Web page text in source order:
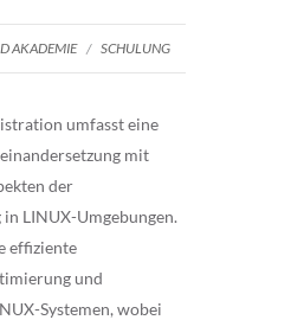
AKADEMIE/ SCHULUNG
umfasst eine
mit
der
LINUX-Umgebungen.
effiziente
und
Systemen, wobei